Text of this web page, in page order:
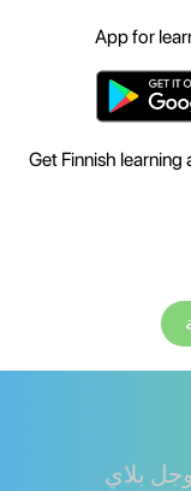
App for
Get Finnish learning
بلاي